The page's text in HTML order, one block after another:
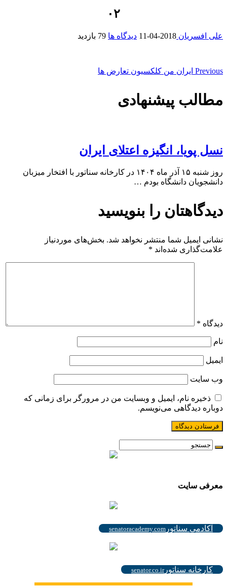
۰۲
علی افسریان 2018-04-11 دیدگاه ها 79 بازدید
Previous ایران من کلکسیون تعارض ها
مطالب پیشنهادی
نسل پویا، انگیزه اعتلای ایران
روز شنبه ۱۵ آذر ماه ۱۴۰۴ در کارخانه سناتور با افتخار میزبان
دانشجویان دانشگاه بودم …
دیدگاهتان را بنویسید
نشانی ایمیل شما منتشر نخواهد شد. بخش‌های موردنیاز
علامت‌گذاری شده‌اند *
دیدگاه *
نام
ایمیل
وب‌ سایت
ذخیره نام، ایمیل و وبسایت من در مرورگر برای زمانی که
دوباره دیدگاهی می‌نویسم.
معرفی سایت
آکادمی سناتور senatoracademy.com
کارخانه سناتورsenator.co.ir